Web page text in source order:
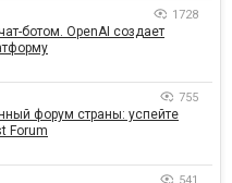
1728
ботом. OpenAI создает
755
форум страны: успейте
Forum